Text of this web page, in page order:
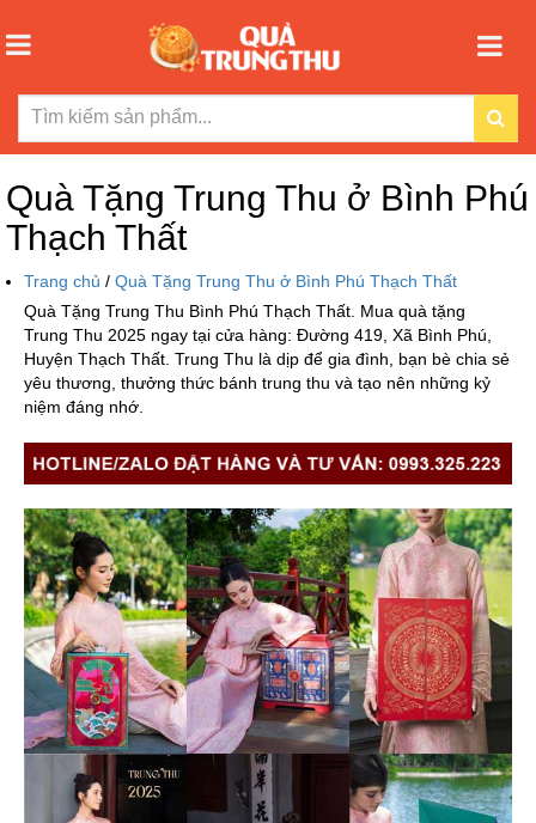
Quà Tặng Trung Thu ở Bình Phú
Thạch Thất
Trang chủ / Quà Tặng Trung Thu ở Bình Phú Thạch Thất
Quà Tặng Trung Thu Bình Phú Thạch Thất. Mua quà tặng
Trung Thu 2025 ngay tại cửa hàng: Đường 419, Xã Bình Phú,
Huyện Thạch Thất. Trung Thu là dịp để gia đình, bạn bè chia sẻ
yêu thương, thưởng thức bánh trung thu và tạo nên những kỷ
niệm đáng nhớ.